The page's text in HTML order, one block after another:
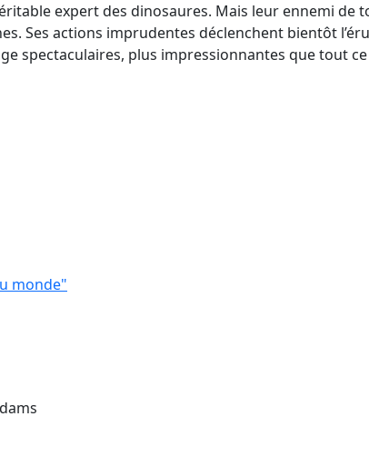
expert des dinosaures. Mais leur ennemi de
Ses actions imprudentes déclenchent bientôt
spectaculaires, plus impressionnantes que tout
monde"